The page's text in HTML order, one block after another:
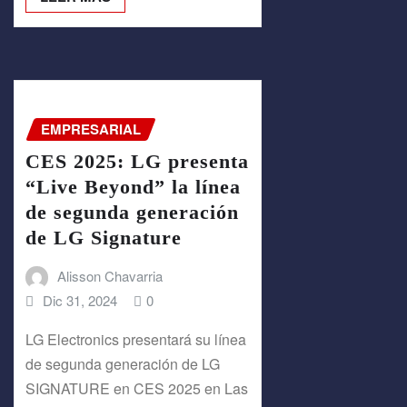
EMPRESARIAL
CES 2025: LG presenta
“Live Beyond” la línea
de segunda generación
de LG Signature
Alisson Chavarria
Dic 31, 2024
0
LG Electronics presentará su línea
de segunda generación de LG
SIGNATURE en CES 2025 en Las